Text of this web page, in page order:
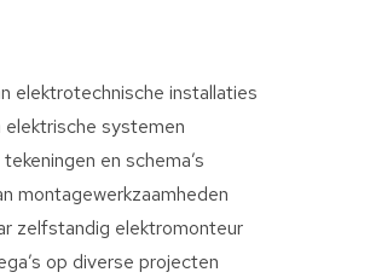
elektrotechnische installaties
elektrische systemen
en schema’s
montagewerkzaamheden
zelfstandig elektromonteur
op diverse projecten